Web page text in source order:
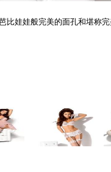
比娃娃般完美的面孔和堪称